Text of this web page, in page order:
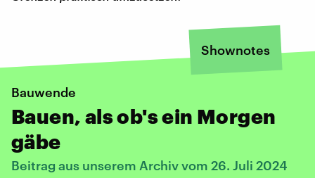
Shownotes
Bauwende
Bauen, als ob's ein Morgen
gäbe
Beitrag aus unserem Archiv vom 26. Juli 2024